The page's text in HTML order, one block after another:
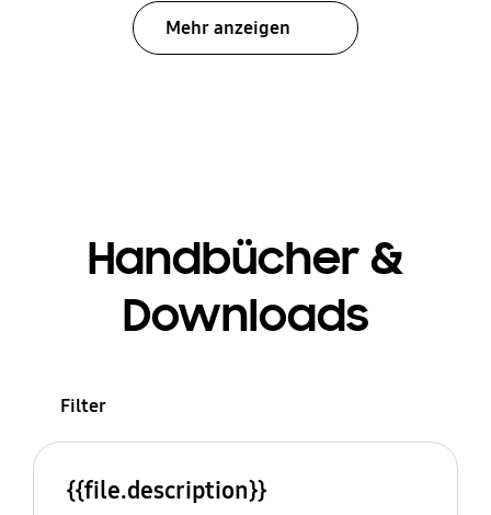
Mehr anzeigen
Handbücher &
Downloads
Filter
{{file.description}}